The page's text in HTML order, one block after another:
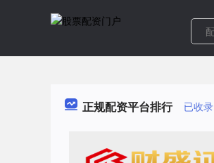
正规配资平台排行 已收录